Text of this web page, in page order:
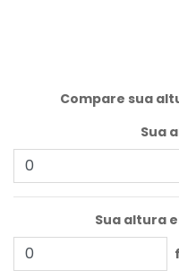
Compare sua
Sua
Sua altura